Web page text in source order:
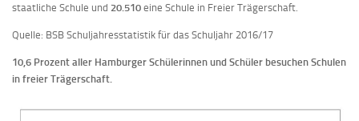
staatliche Schule und 20.510 eine Schule in Freier Trägerschaft.
Quelle: BSB Schuljahresstatistik für das Schuljahr 2016/17
10,6 Prozent aller Hamburger Schülerinnen und Schüler besuchen Schulen
in freier Trägerschaft.